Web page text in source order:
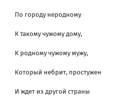
По городу неродному
К такому чужому дому,
К родному чужому мужу,
Который небрит, простужен
И ждет из другой страны